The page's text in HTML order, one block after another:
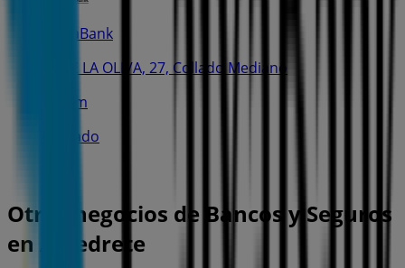
CaixaBank
C. DE LA OLIVA, 27, Collado Mediano
3.9 km
Cerrado
Otros negocios de Bancos y Seguros
en Alpedrete